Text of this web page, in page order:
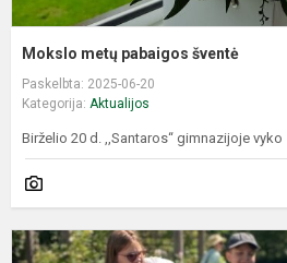
Mokslo metų pabaigos šventė
Paskelbta: 2025-06-20
Kategorija: Aktualijos
Birželio 20 d. ,,Santaros“ gimnazijoje